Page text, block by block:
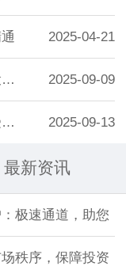
2025-04-21
在哪里选股票 杠杆配资解析：借力投资，放 2025-09-09
在线配资资讯平台 聚富配资维权：受害者如 2025-09-13
最新资讯
极速通道，助您
秩序，保障投资